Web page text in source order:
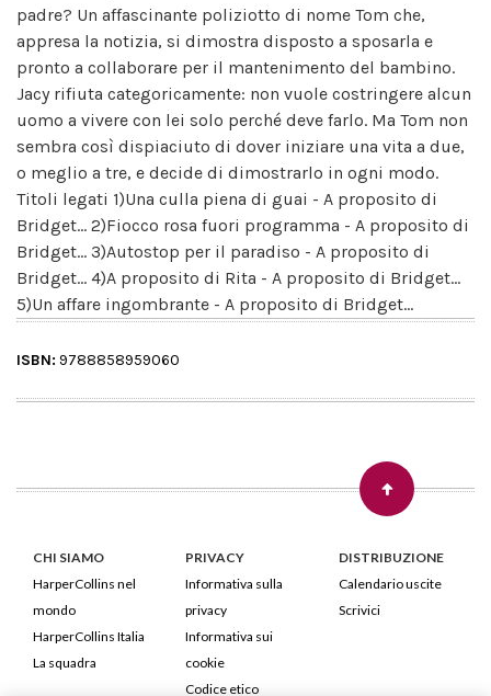
padre? Un affascinante poliziotto di nome Tom che,
appresa la notizia, si dimostra disposto a sposarla e
pronto a collaborare per il mantenimento del bambino.
Jacy rifiuta categoricamente: non vuole costringere alcun
uomo a vivere con lei solo perché deve farlo. Ma Tom non
sembra così dispiaciuto di dover iniziare una vita a due,
o meglio a tre, e decide di dimostrarlo in ogni modo.
Titoli legati 1)Una culla piena di guai - A proposito di
Bridget... 2)Fiocco rosa fuori programma - A proposito di
Bridget... 3)Autostop per il paradiso - A proposito di
Bridget... 4)A proposito di Rita - A proposito di Bridget...
5)Un affare ingombrante - A proposito di Bridget...
ISBN: 9788858959060
CHI SIAMO
HarperCollins nel
mondo
HarperCollins Italia
La squadra
PRIVACY
Informativa sulla
privacy
Informativa sui
cookie
Codice etico
DISTRIBUZIONE
Calendario uscite
Scrivici